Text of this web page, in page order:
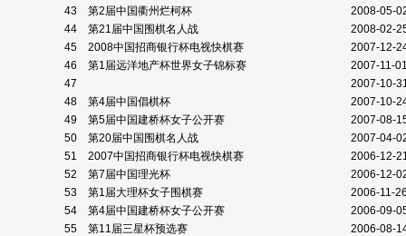
43
第2届中国衢州烂柯杯
2008-05-
44
第21届中国围棋名人战
2008-02-
45
2008中国招商银行杯电视快棋赛
2007-12-
46
第1届远洋地产杯世界女子锦标赛
2007-11-
47
2007-10-
48
第4届中国倡棋杯
2007-10-
49
第5届中国建桥杯女子公开赛
2007-08-
50
第20届中国围棋名人战
2007-04-
51
2007中国招商银行杯电视快棋赛
2006-12-
52
第7届中国理光杯
2006-12-
53
第1届大理杯女子围棋赛
2006-11-
54
第4届中国建桥杯女子公开赛
2006-09-
55
第11届三星杯预选赛
2006-08-